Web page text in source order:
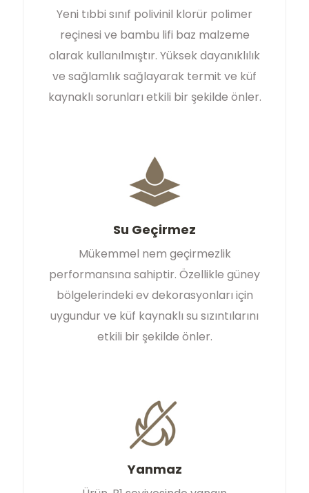
Yeni tıbbi sınıf polivinil klorür polimer
reçinesi ve bambu lifi baz malzeme
olarak kullanılmıştır. Yüksek dayanıklılık
ve sağlamlık sağlayarak termit ve küf
kaynaklı sorunları etkili bir şekilde önler.
Su Geçirmez
Mükemmel nem geçirmezlik
performansına sahiptir. Özellikle güney
bölgelerindeki ev dekorasyonları için
uygundur ve küf kaynaklı su sızıntılarını
etkili bir şekilde önler.
Yanmaz